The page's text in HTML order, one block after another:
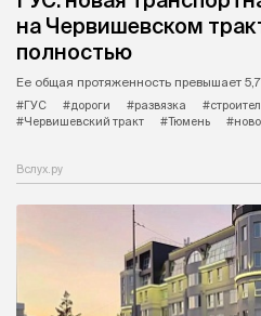
на Червишевском
полностью
Ее общая протяженность превышает 5,7
#ГУС
#дороги #развязка
#Червишевский тракт
#Тюмень
Вслух.ру